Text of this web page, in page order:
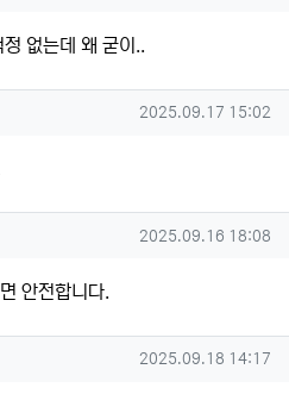
없는데 왜 굳이..
작성일
2025.09.17 15:02
작성일
2025.09.16 18:08
안전합니다.
작성일
2025.09.18 14:17